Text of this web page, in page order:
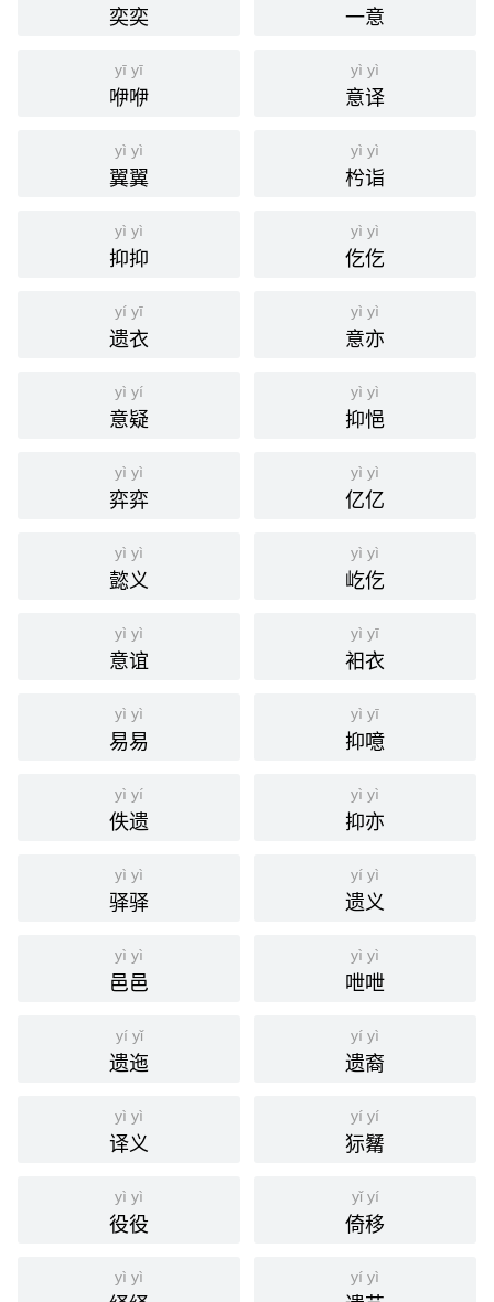
奕奕 一意
yī yī
咿咿
yì yì
意译
yì yì
翼翼
yì yì
枍诣
yì yì
抑抑
yì yì
仡仡
yí yī
遗衣
yì yì
意亦
yì yí
意疑
yì yì
抑悒
yì yì
弈弈
yì yì
亿亿
yì yì
懿义
yì yì
屹仡
yì yì
意谊
yì yī
衵衣
yì yì
易易
yì yī
抑噫
yì yí
佚遗
yì yì
抑亦
yì yì
驿驿
yí yì
遗义
yì yì
邑邑
yì yì
呭呭
yí yǐ
遗迤
yí yì
遗裔
yì yì
译义
yí yí
狋觺
yì yì
役役
yǐ yí
倚移
yì yì yí yì